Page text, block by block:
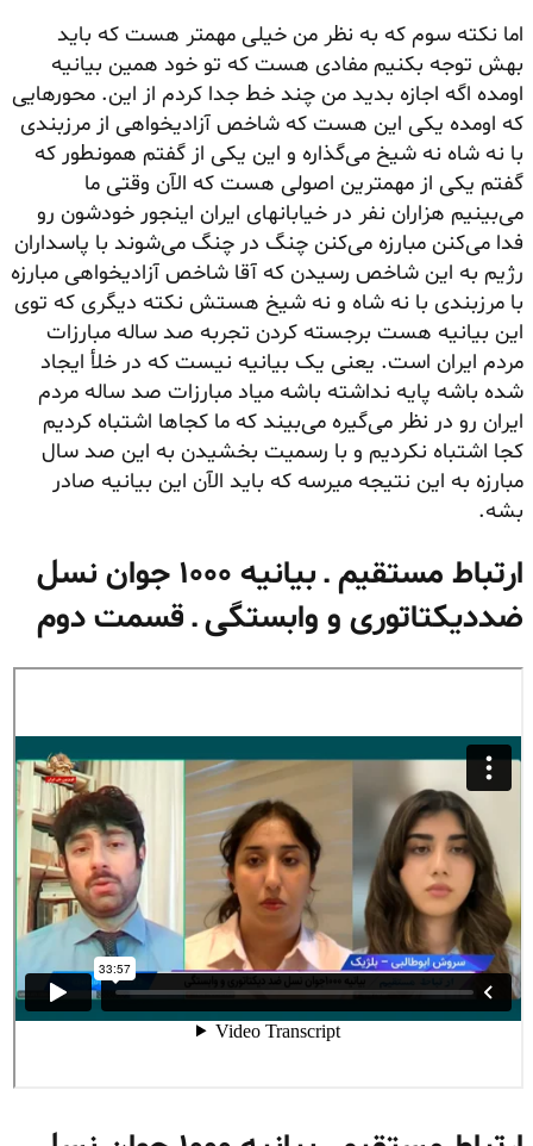
اما نکته سوم که به نظر من خیلی مهمتر هست که باید
بهش توجه بکنیم مفادی هست که تو خود همین بیانیه
اومده اگه اجازه بدید من چند خط جدا کردم از این. محور‌هایی
که اومده یکی این هست که شاخص آزادیخواهی از مرزبندی
با نه شاه نه شیخ می‌گذاره و این یکی از گفتم همونطور که
گفتم یکی از مهمترین اصولی هست که الآن وقتی ما
می‌بینیم هزاران نفر در خیابانهای ایران اینجور خودشون رو
فدا می‌کنن مبارزه می‌کنن چنگ در چنگ می‌شوند با پاسداران
رژیم به این شاخص رسیدن که آقا شاخص آزادیخواهی مبارزه
با مرزبندی با نه شاه و نه شیخ هستش نکته دیگری که توی
این بیانیه هست برجسته کردن تجربه صد ساله مبارزات
مردم ایران است. یعنی یک بیانیه نیست که در خلأ ایجاد
شده باشه پایه نداشته باشه میاد مبارزات صد ساله مردم
ایران رو در نظر می‌گیره می‌بیند که ما کجاها اشتباه کردیم
کجا اشتباه نکردیم و با رسمیت بخشیدن به این صد سال
مبارزه به این نتیجه میرسه که باید الآن این بیانیه صادر
بشه.
ارتباط مستقیم ـ بیانیه ۱۰۰۰ جوان نسل
ضددیکتاتوری و وابستگی ـ قسمت دوم